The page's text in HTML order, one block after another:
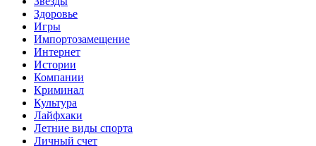
Здоровье
Игры
Импортозамещение
Интернет
Истории
Компании
Криминал
Культура
Лайфхаки
Летние виды спорта
Личный счет